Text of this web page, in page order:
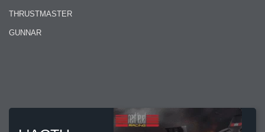
THRUSTMASTER
GUNNAR